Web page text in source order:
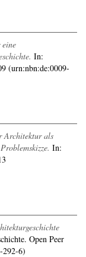
In:
(urn:nbn:de:0009-
Architektur als
In:
Open Peer
292-6)